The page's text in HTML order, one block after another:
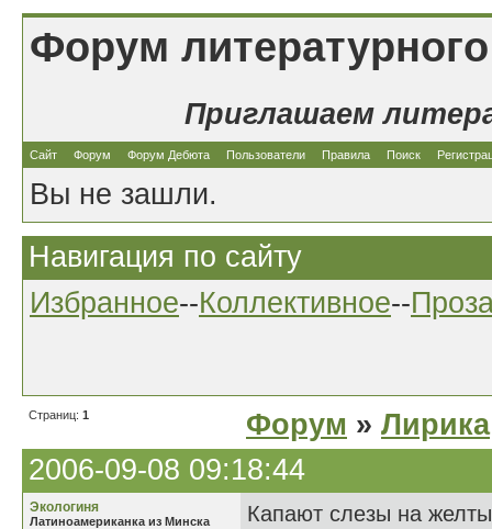
Форум
Приглашаем
Сайт Форум Форум Дебюта Пользователи Правила Поиск
Вы не зашли.
Навигация по сайту
Избранное--Коллективное--
Страниц: 1 Форум » Лирика
2006-09-08 09:18:44
Экологиня
Латиноамериканка из Минска
Капают слезы на